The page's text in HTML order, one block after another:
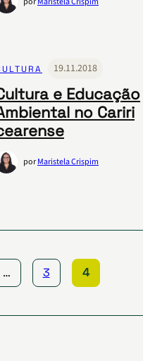
19.11.2018
e Educação
no Cariri
porMaristela Crispim
… 3 4